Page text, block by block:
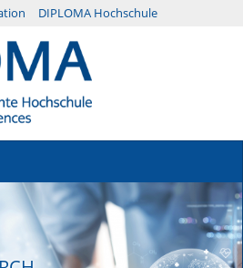
DIPLOMA Hochschule